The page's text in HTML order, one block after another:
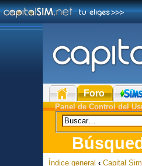
Foro
Panel de Control del
Índice general ‹ Capital